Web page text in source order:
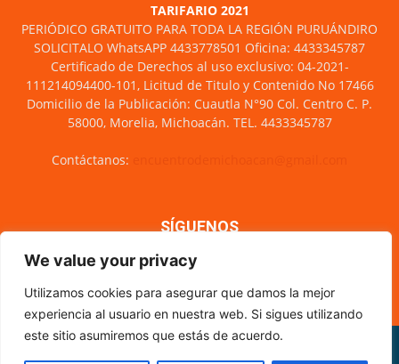
We value your privacy
Utilizamos cookies para asegurar que damos la mejor
experiencia al usuario en nuestra web. Si sigues utilizando
este sitio asumiremos que estás de acuerdo.
TARIFARIO 2021
PERIÓDICO GRATUITO PARA TODA LA REGIÓN PURUÁNDIRO
SOLICITALO WhatsAPP 4433778501 Oficina: 4433345787
Certificado de Derechos al uso exclusivo: 04-2021-
111214094400-101, Licitud de Titulo y Contenido No 17466
Domicilio de la Publicación: Cuautla N°90 Col. Centro C. P.
58000, Morelia, Michoacán. TEL. 4433345787
Contáctanos:
SÍGUENOS
Nosotros